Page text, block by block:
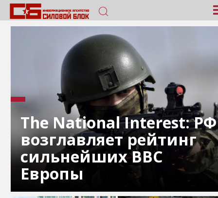
The National Interest: РФ
возглавляет рейтинг
сильнейших ВВС
Европы